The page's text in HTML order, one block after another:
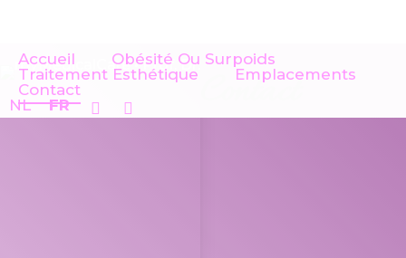
content
Accueil
Obésité Ou Surpoids
Traitement Esthétique
Emplacements
Contact
NL
FR PhoneEmail Contact